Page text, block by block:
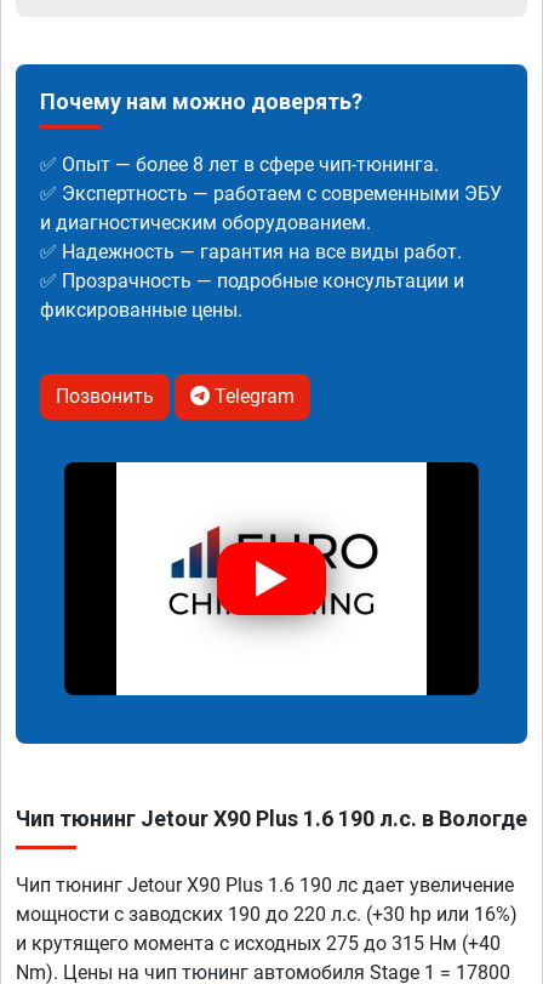
Почему нам можно доверять?
✅ Опыт — более 8 лет в сфере чип-тюнинга.
✅ Экспертность — работаем с современными ЭБУ
и диагностическим оборудованием.
✅ Надежность — гарантия на все виды работ.
✅ Прозрачность — подробные консультации и
фиксированные цены.
Позвонить Telegram
Чип тюнинг Jetour X90 Plus 1.6 190 л.с. в Вологде
Чип тюнинг Jetour X90 Plus 1.6 190 лс дает увеличение
мощности с заводских 190 до 220 л.с. (+30 hp или 16%)
и крутящего момента с исходных 275 до 315 Нм (+40
Nm). Цены на чип тюнинг автомобиля Stage 1 = 17800